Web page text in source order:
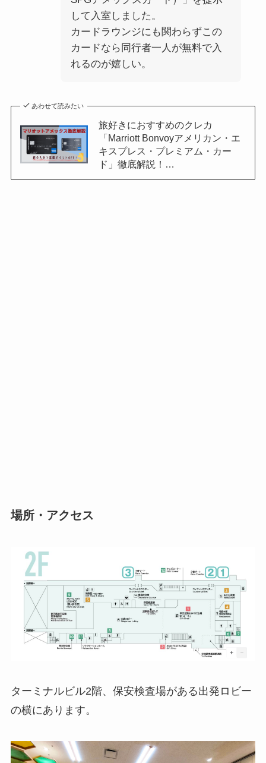
して入室しました。
カードラウンジにも関わらずこの
カードなら同行者一人が無料で入
れるのが嬉しい。
あわせて読みたい
旅好きにおすすめのクレカ
「Marriott Bonvoyアメリカン・エ
キスプレス・プレミアム・カー
ド」徹底解説！…
場所・アクセス
ターミナルビル2階、保安検査場がある出発ロビー
の横にあります。